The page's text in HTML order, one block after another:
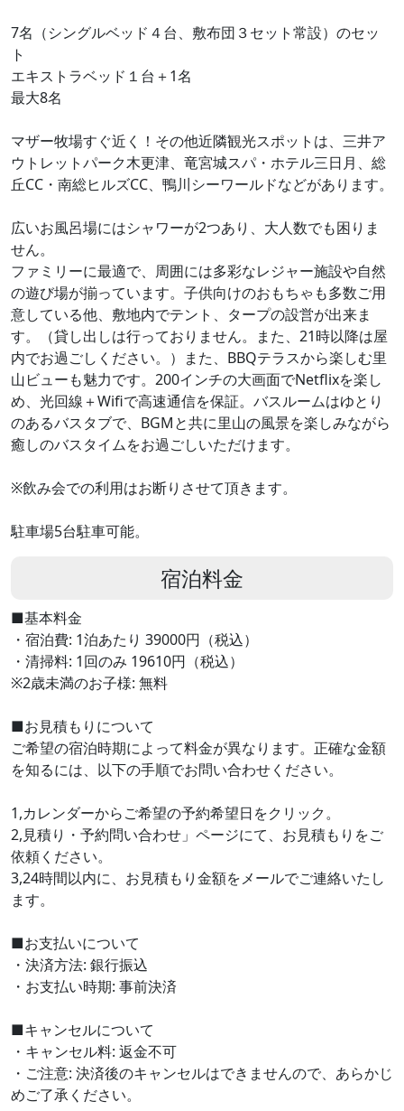
7名（シングルベッド４台、敷布団３セット常設）のセッ
ト
エキストラベッド１台＋1名
最大8名
マザー牧場すぐ近く！その他近隣観光スポットは、三井ア
ウトレットパーク木更津、竜宮城スパ・ホテル三日月、総
丘CC・南総ヒルズCC、鴨川シーワールドなどがあります。
広いお風呂場にはシャワーが2つあり、大人数でも困りま
せん。
ファミリーに最適で、周囲には多彩なレジャー施設や自然
の遊び場が揃っています。子供向けのおもちゃも多数ご用
意している他、敷地内でテント、タープの設営が出来ま
す。（貸し出しは行っておりません。また、21時以降は屋
内でお過ごしください。）また、BBQテラスから楽しむ里
山ビューも魅力です。200インチの大画面でNetflixを楽し
め、光回線＋Wifiで高速通信を保証。バスルームはゆとり
のあるバスタブで、BGMと共に里山の風景を楽しみながら
癒しのバスタイムをお過ごしいただけます。
※飲み会での利用はお断りさせて頂きます。
駐車場5台駐車可能。
宿泊料金
■基本料金
・宿泊費: 1泊あたり 39000円（税込）
・清掃料: 1回のみ 19610円（税込）
※2歳未満のお子様: 無料
■お見積もりについて
ご希望の宿泊時期によって料金が異なります。正確な金額
を知るには、以下の手順でお問い合わせください。
1,カレンダーからご希望の予約希望日をクリック。
2,見積り・予約問い合わせ」ページにて、お見積もりをご
依頼ください。
3,24時間以内に、お見積もり金額をメールでご連絡いたし
ます。
■お支払いについて
・決済方法: 銀行振込
・お支払い時期: 事前決済
■キャンセルについて
・キャンセル料: 返金不可
・ご注意: 決済後のキャンセルはできませんので、あらかじ
めご了承ください。